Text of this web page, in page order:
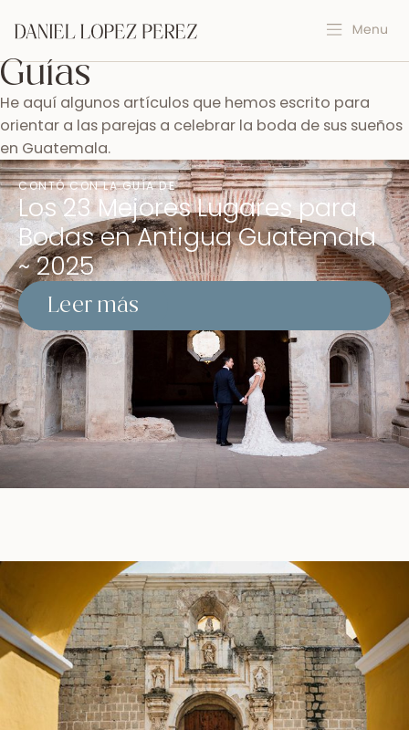
Guías
He aquí algunos artículos que hemos escrito para
orientar a las parejas a celebrar la boda de sus sueños
en Guatemala.
CONTÓ CON LA GUÍA DE
Los 23 Mejores Lugares para
Bodas en Antigua Guatemala
~ 2025
Leer más